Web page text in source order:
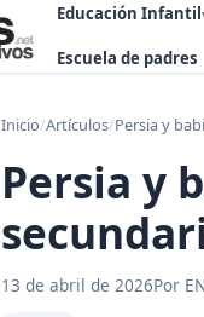
Educación Infantil
Escuela de padres
Inicio/Artículos/Persia y
Persia y
13 de abril de 2026Por